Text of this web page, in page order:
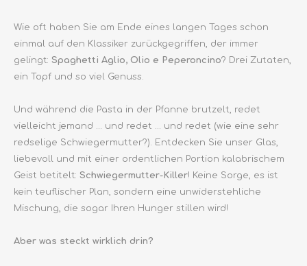
Wie oft haben Sie am Ende eines langen Tages schon
einmal auf den Klassiker zurückgegriffen, der immer
gelingt: Spaghetti Aglio, Olio e Peperoncino? Drei Zutaten,
ein Topf und so viel Genuss.
Und während die Pasta in der Pfanne brutzelt, redet
vielleicht jemand ... und redet ... und redet (wie eine sehr
redselige Schwiegermutter?). Entdecken Sie unser Glas,
liebevoll und mit einer ordentlichen Portion kalabrischem
Geist betitelt: Schwiegermutter-Killer! Keine Sorge, es ist
kein teuflischer Plan, sondern eine unwiderstehliche
Mischung, die sogar Ihren Hunger stillen wird!
Aber was steckt wirklich drin?